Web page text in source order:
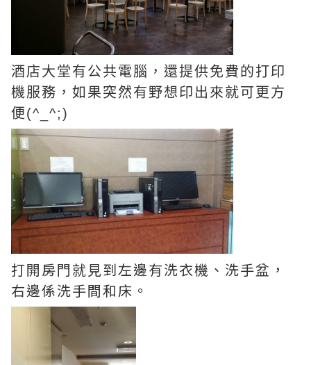
酒店大堂有公共電腦，還提供免費的打印
機服務，如果突然有野想印出來就可更方
便(^_^;)
打開房門就見到左邊有洗衣機、洗手盆，
右邊係洗手間和床。